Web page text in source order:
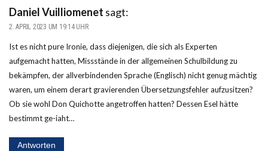
Daniel Vuilliomenet sagt:
2. APRIL 2023 UM 19:14 UHR
Ist es nicht pure Ironie, dass diejenigen, die sich als Experten
aufgemacht hatten, Missstände in der allgemeinen Schulbildung zu
bekämpfen, der allverbindenden Sprache (Englisch) nicht genug mächtig
waren, um einem derart gravierenden Übersetzungsfehler aufzusitzen?
Ob sie wohl Don Quichotte angetroffen hatten? Dessen Esel hätte
bestimmt ge-iaht…
Antworten